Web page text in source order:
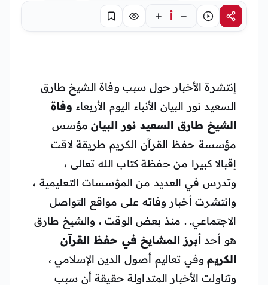
مشاركةاستماع أ تركيز حفظ
إنتشرة الأخبار حول سبب وفاة الشيخ طارق
السعيد نور البيان الأنباء اليوم الأربعاء وفاة
الشيخ طارق السعيد نور البيانمؤسس
مؤسسة حفظ القرآن الكريم طريقة لاقت
إقبالا كبيرا من حفظة كتاب الله تعالى ،
وتدرس في العديد من المؤسسات التعليمية ،
وانتشرت أخبار وفاته على مواقع التواصل
الاجتماعي. . منذ بعض الوقت ، والشيخ طارق
هو أحدأبرز المشايخ في حفظ القرآن
الكريموفي تعاليم أصول الدين الإسلامي ،
وتناولت الأخبار المتداولة حقيقة أن سبب